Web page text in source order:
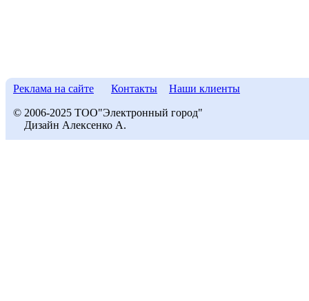
Реклама на сайте Контакты Наши клиенты
© 2006-2025 ТОО"Электронный город"
Дизайн Алексенко А.